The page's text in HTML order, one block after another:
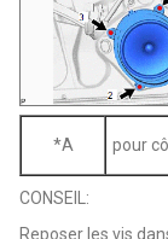
*A pour
CONSEIL:
Reposer les vis